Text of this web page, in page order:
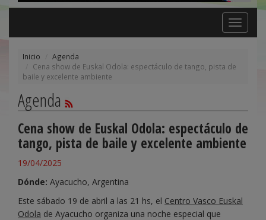
Toggle
navigation
Inicio
Agenda
Cena show de Euskal Odola: espectáculo de tango, pista de
baile y excelente ambiente
Agenda
Cena show de Euskal Odola: espectáculo de
tango, pista de baile y excelente ambiente
19/04/2025
Dónde: Ayacucho, Argentina
Este sábado 19 de abril a las 21 hs, el Centro Vasco Euskal
Odola de Ayacucho organiza una noche especial que